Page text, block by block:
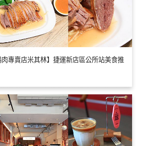
專賣店米其林】捷運新店區公所站美食推